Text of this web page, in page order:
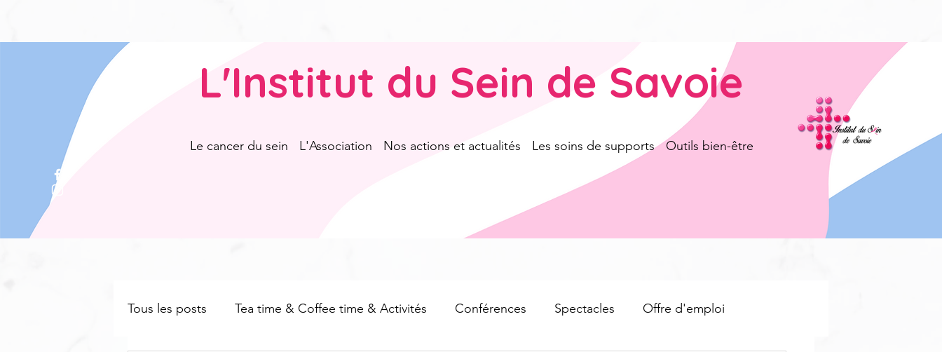
L'Institut du Sein de Savoie
Le cancer du sein L'Association Nos actions et actualités Les soins de supports Outils bien-être
Tous les posts Tea time & Coffee time & Activités Conférences Spectacles Offre d'emploi